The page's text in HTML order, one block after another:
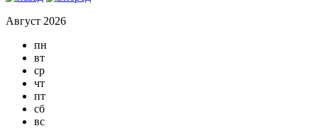
Август 2026
пн
вт
ср
чт
пт
сб
вс